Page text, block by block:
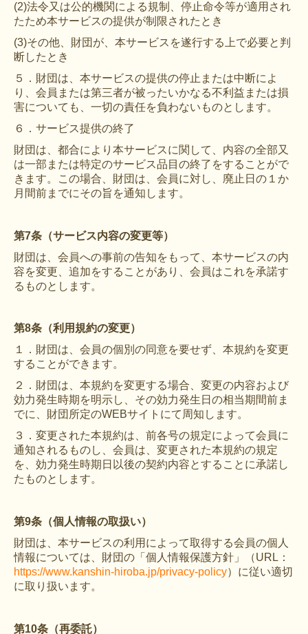
(2)法令又は公的機関による規制、停止命令等が適用され
たため本サービスの提供が制限されたとき
(3)その他、財団が、本サービスを遂行する上で必要と判
断したとき
５．財団は、本サービスの提供の停止または中断によ
り、会員または第三者が被ったいかなる不利益または損
害についても、一切の責任を負わないものとします。
６．サービス提供の終了
財団は、都合により本サービスに関して、内容の全部又
は一部または特定のサービス品目の終了をすることがで
きます。この場合、財団は、会員に対し、廃止日の１か
月間前までにその旨を通知します。
第7条（サービス内容の変更等）
財団は、会員への事前の告知をもって、本サービスの内
容を変更、追加をすることがあり、会員はこれを承諾す
るものとします。
第8条（利用規約の変更）
１．財団は、会員の個別の同意を要せず、本規約を変更
することができます。
２．財団は、本規約を変更する場合、変更の内容および
効力発生時期を明示し、その効力発生日の相当期間前ま
でに、財団所定のWEBサイトにて周知します。
３．変更された本規約は、前各号の規定によって会員に
通知されるものし、会員は、変更された本規約の規定
を、効力発生時期日以後の契約内容とすることに承諾し
たものとします。
第9条（個人情報の取扱い）
財団は、本サービスの利用によって取得する会員の個人
情報については、財団の「個人情報保護方針」（URL：
https://www.kanshin-hiroba.jp/privacy-policy）に従い適切
に取り扱います。
第10条（再委託）